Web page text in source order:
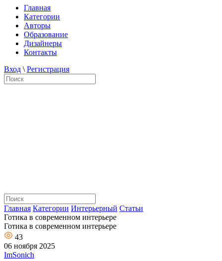
Главная
Категории
Авторы
Образование
Дизайнеры
Контакты
Вход \ Регистрация
Главная Категории Интерьерный Статьи
Готика в современном интерьере
Готика в современном интерьере
43
06 ноября 2025
ImSonich